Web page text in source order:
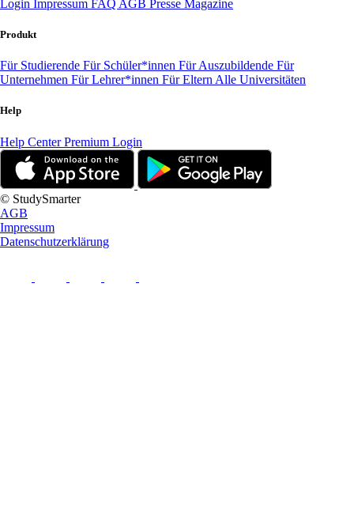
Login Impressum FAQ AGB Presse Magazine
Produkt
Für Studierende Für Schüler*innen Für Auszubildende Für
Unternehmen Für Lehrer*innen Für Eltern Alle Universitäten
Help
Help CenterPremium Login
© StudySmarter
AGB
Impressum
Datenschutzerklärung